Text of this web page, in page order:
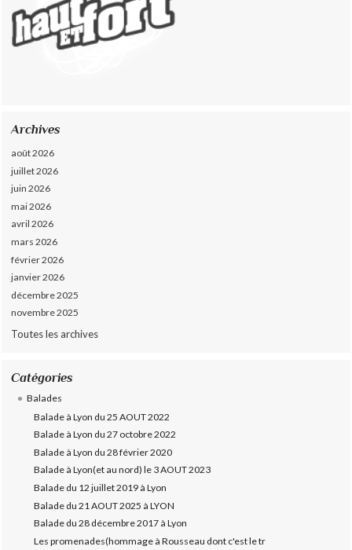
Archives
août 2026
juillet 2026
juin 2026
mai 2026
avril 2026
mars 2026
février 2026
janvier 2026
décembre 2025
novembre 2025
Toutes les archives
Catégories
Balades
Balade à Lyon du 25 AOUT 2022
Balade à Lyon du 27 octobre 2022
Balade à Lyon du 28 février 2020
Balade à Lyon(et au nord) le 3 AOUT 2023
Balade du 12 juillet 2019 à Lyon
Balade du 21 AOUT 2025 à LYON
Balade du 28 décembre 2017 à Lyon
Les promenades(hommage à Rousseau dont c'est le tr